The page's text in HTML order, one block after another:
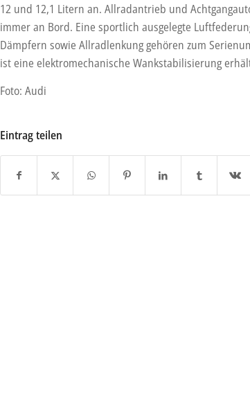
12 und 12,1 Litern an. Allradantrieb und
immer an Bord. Eine sportlich ausgelegte
Dämpfern sowie Allradlenkung gehören zum
ist eine elektromechanische Wankstabilisierung
Foto: Audi
Eintrag teilen